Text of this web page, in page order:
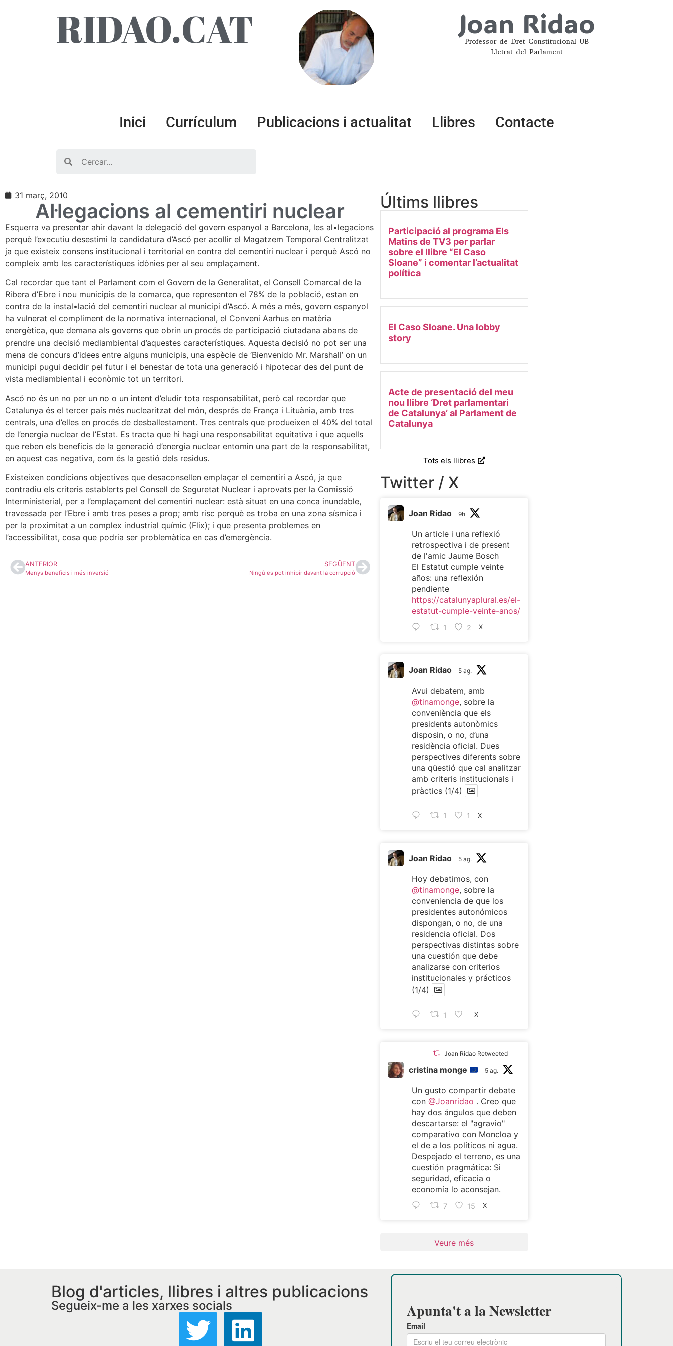
RIDAO.CAT Joan Ridao
Professor de Dret Constitucional UB
Lletrat del Parlament
Inici Currículum Publicacions i actualitat Llibres Contacte
31 març, 2010
Al·legacions al cementiri nuclear
Esquerra va presentar ahir davant la delegació del govern espanyol a Barcelona, les al•legacions
perquè l’executiu desestimi la candidatura d’Ascó per acollir el Magatzem Temporal Centralitzat
ja que existeix consens institucional i territorial en contra del cementiri nuclear i perquè Ascó no
compleix amb les característiques idònies per al seu emplaçament.
Cal recordar que tant el Parlament com el Govern de la Generalitat, el Consell Comarcal de la
Ribera d’Ebre i nou municipis de la comarca, que representen el 78% de la població, estan en
contra de la instal•lació del cementiri nuclear al municipi d’Ascó. A més a més, govern espanyol
ha vulnerat el compliment de la normativa internacional, el Conveni Aarhus en matèria
energètica, que demana als governs que obrin un procés de participació ciutadana abans de
prendre una decisió mediambiental d’aquestes característiques. Aquesta decisió no pot ser una
mena de concurs d’idees entre alguns municipis, una espècie de ‘Bienvenido Mr. Marshall’ on un
municipi pugui decidir pel futur i el benestar de tota una generació i hipotecar des del punt de
vista mediambiental i econòmic tot un territori.
Ascó no és un no per un no o un intent d’eludir tota responsabilitat, però cal recordar que
Catalunya és el tercer país més nuclearitzat del món, després de França i Lituània, amb tres
centrals, una d’elles en procés de desballestament. Tres centrals que produeixen el 40% del total
de l’energia nuclear de l’Estat. Es tracta que hi hagi una responsabilitat equitativa i que aquells
que reben els beneficis de la generació d’energia nuclear entomin una part de la responsabilitat,
en aquest cas negativa, com és la gestió dels residus.
Existeixen condicions objectives que desaconsellen emplaçar el cementiri a Ascó, ja que
contradiu els criteris establerts pel Consell de Seguretat Nuclear i aprovats per la Comissió
Interministerial, per a l’emplaçament del cementiri nuclear: està situat en una conca inundable,
travessada per l’Ebre i amb tres peses a prop; amb risc perquè es troba en una zona sísmica i
per la proximitat a un complex industrial químic (Flix); i que presenta problemes en
l’accessibilitat, cosa que podria ser problemàtica en cas d’emergència.
ANTERIOR
Menys beneficis i més inversió
SEGÜENT
Ningú es pot inhibir davant la corrupció
Últims llibres
Participació al programa Els
Matins de TV3 per parlar
sobre el llibre “El Caso
Sloane” i comentar l’actualitat
política
El Caso Sloane. Una lobby
story
Acte de presentació del meu
nou llibre ‘Dret parlamentari
de Catalunya’ al Parlament de
Catalunya
Tots els llibres
Twitter / X
Joan Ridao 9h
Un article i una reflexió
retrospectiva i de present
de l'amic Jaume Bosch
El Estatut cumple veinte
años: una reflexión
pendiente
https://catalunyaplural.es/el-
estatut-cumple-veinte-anos/
1 2 X
Joan Ridao 5 ag.
Avui debatem, amb
@tinamonge, sobre la
conveniència que els
presidents autonòmics
disposin, o no, d’una
residència oficial. Dues
perspectives diferents sobre
una qüestió que cal analitzar
amb criteris institucionals i
pràctics (1/4)
1 1 X
Joan Ridao 5 ag.
Hoy debatimos, con
@tinamonge, sobre la
conveniencia de que los
presidentes autonómicos
dispongan, o no, de una
residencia oficial. Dos
perspectivas distintas sobre
una cuestión que debe
analizarse con criterios
institucionales y prácticos
(1/4)
1 X
Joan Ridao Retweeted
cristina monge 5 ag.
Un gusto compartir debate
con @Joanridao . Creo que
hay dos ángulos que deben
descartarse: el "agravio"
comparativo con Moncloa y
el de a los políticos ni agua.
Despejado el terreno, es una
cuestión pragmática: Si
seguridad, eficacia o
economía lo aconsejan.
7 15 X
Veure més
Blog d'articles, llibres i altres publicacions
Segueix-me a les xarxes socials